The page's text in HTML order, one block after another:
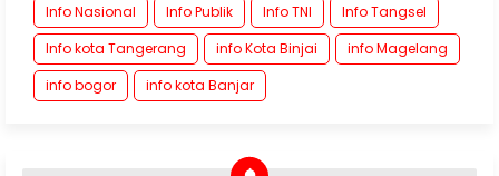
Info Nasional
Info Publik Info TNI
Info Tangsel
Info kota Tangerang
info Kota Binjai
info Magelang
info bogor
info kota Banjar